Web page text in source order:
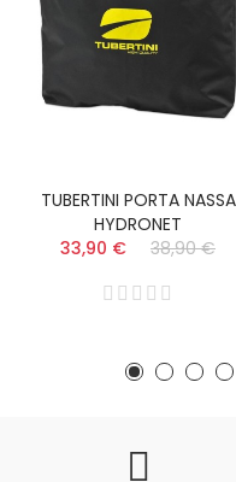
TUBERTINI PORTA NASSA
HYDRONET
33,90 €
38,90 €